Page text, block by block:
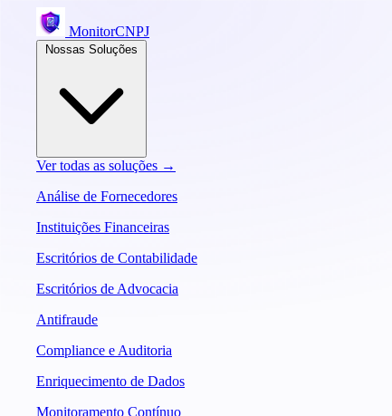
MonitorCNPJ
Ver todas as soluções →
Análise de Fornecedores
Instituições Financeiras
Escritórios de Contabilidade
Escritórios de Advocacia
Antifraude
Compliance e Auditoria
Enriquecimento de Dados
Monitoramento Contínuo